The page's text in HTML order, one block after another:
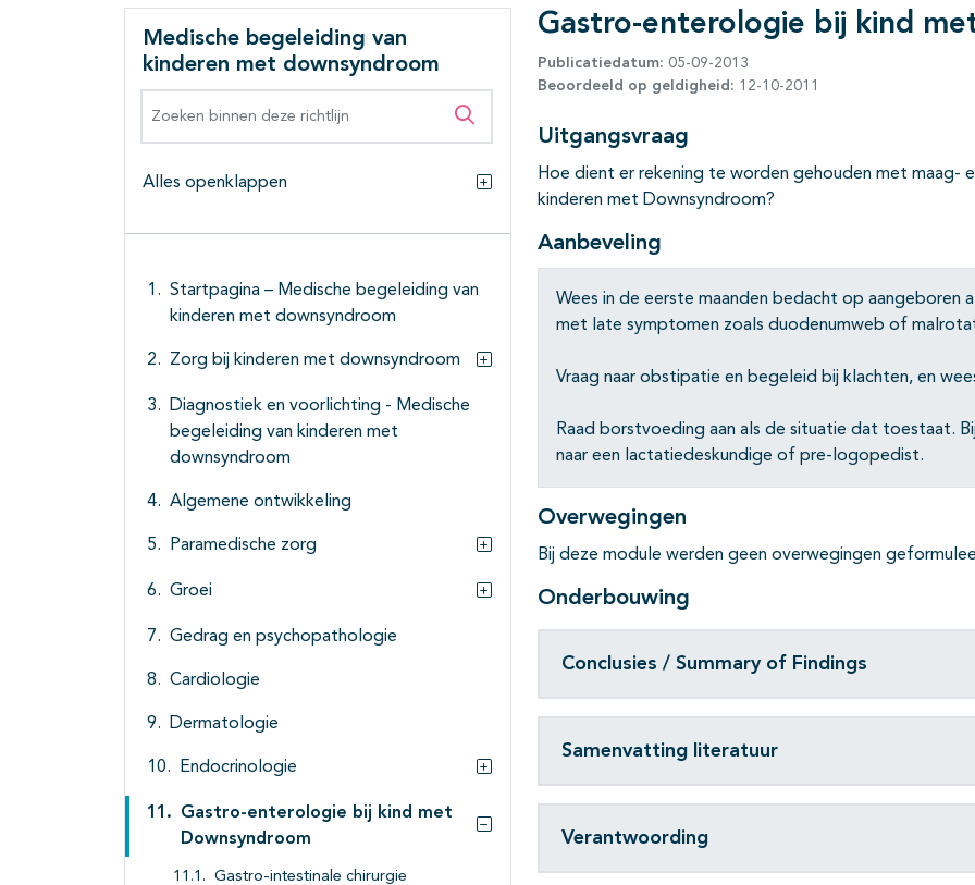
Medische begeleiding van
kinderen met downsyndroom
Zoeken binnen deze richtlijn
Alles openklappen
Alles openklappen
Startpagina – Medische begeleiding van
kinderen met downsyndroom
Zorg bij kinderen met downsyndroom
Subpagina's open- en dichtklappen
Diagnostiek en voorlichting - Medische
begeleiding van kinderen met
downsyndroom
Algemene ontwikkeling
Paramedische zorg
Groei
Gedrag en psychopathologie
Cardiologie
Dermatologie
Endocrinologie
Gastro-enterologie bij kind met
Downsyndroom
Subpagina's open- en dichtklappen
Gastro-intestinale chirurgie
Gastro-enterologie bij kind
Publicatiedatum: 05-09-2013
Beoordeeld op geldigheid: 12-10-2011
Uitgangsvraag
Hoe dient er rekening te worden gehouden met maag-
kinderen met Downsyndroom?
Aanbeveling
Wees in de eerste maanden bedacht op aangeboren
met late symptomen zoals duodenumweb of
Vraag naar obstipatie en begeleid bij klachten, en
Raad borstvoeding aan als de situatie dat toestaat.
naar een lactatiedeskundige of pre-logopedist.
Overwegingen
Bij deze module werden geen overwegingen
Onderbouwing
Conclusies / Summary of Findings
Samenvatting literatuur
Verantwoording